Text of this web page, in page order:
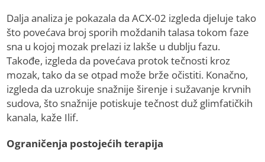
Dalja analiza je pokazala da ACX-02 izgleda djeluje tako
što povećava broj sporih moždanih talasa tokom faze
sna u kojoj mozak prelazi iz lakše u dublju fazu.
Takođe, izgleda da povećava protok tečnosti kroz
mozak, tako da se otpad može brže očistiti. Konačno,
izgleda da uzrokuje snažnije širenje i sužavanje krvnih
sudova, što snažnije potiskuje tečnost duž glimfatičkih
kanala, kaže Ilif.
Ograničenja postojećih terapija